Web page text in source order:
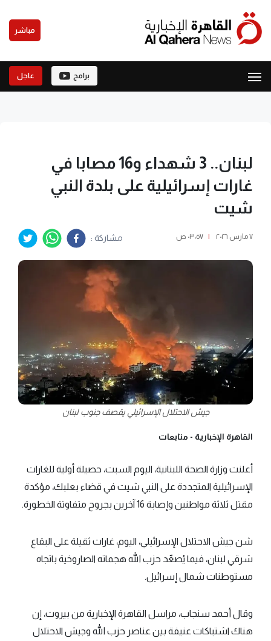
مباشر
برامج عاجل
لبنان.. 3 شهداء و16 مصابا في
غارات إسرائيلية على بلدة النبي
شيت
٧ مارس ٢٠٢٦ | ٠٣:٥٧ ص مشاركة :
جيش الاحتلال الإسرائيلي يقصف جنوب لبنان
القاهرة الإخبارية - متابعات
أعلنت وزارة الصحة اللبنانية، اليوم السبت، حصيلة أولية للغارات
الإسرائيلية المتجددة على النبي شيت في قضاء بعلبك، مؤكدة
مقتل ثلاثة مواطنين وإصابة 16 آخرين بجروح متفاوتة الخطورة.
شن جيش الاحتلال الإسرائيلي، اليوم، غارات ثقيلة على البقاع
شرقي لبنان، فيما يُصعِّد حزب الله هجماته الصاروخية باتجاه
مستوطنات شمال إسرائيل.
وقال أحمد سنجاب، مراسل القاهرة الإخبارية من بيروت، إن
هناك اشتباكات عنيفة بين عناصر حزب الله وجيش الاحتلال